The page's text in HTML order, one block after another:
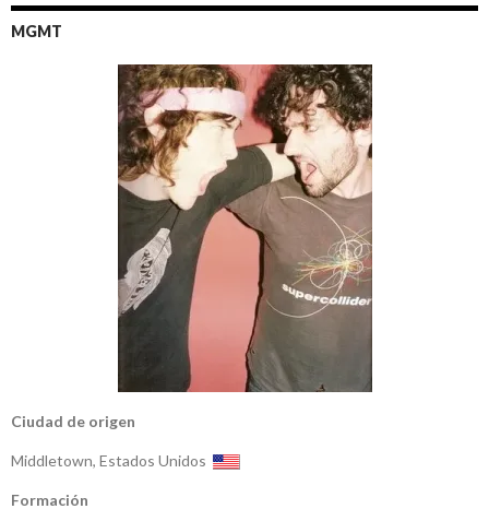
MGMT
Ciudad de origen
Middletown, Estados Unidos
Formación